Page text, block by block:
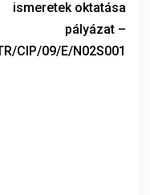
ismeretek oktatása
pályázat –
CIP/09/E/N02S001